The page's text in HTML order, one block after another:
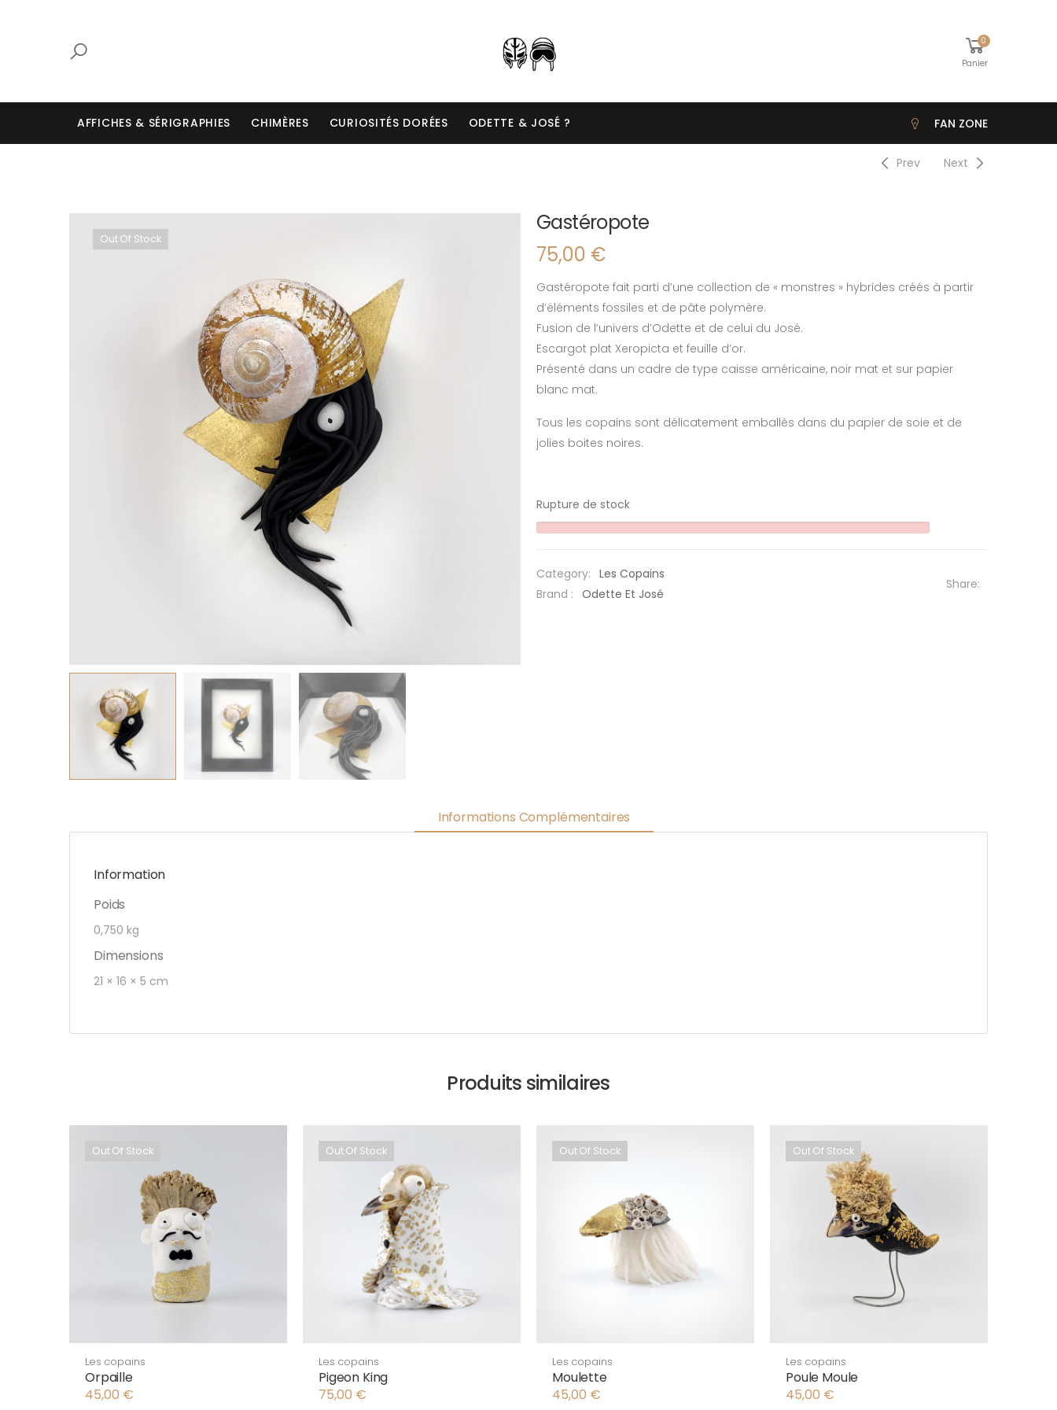
0
Panier
AFFICHES & SÉRIGRAPHIES CHIMÈRES CURIOSITÉS DORÉES ODETTE & JOSÉ ? FAN ZONE
Prev Next
Out Of Stock
Gastéropote
75,00 €
Gastéropote fait parti d’une collection de « monstres » hybrides créés à partir
d’éléments fossiles et de pâte polymère.
Fusion de l’univers d’Odette et de celui du José.
Escargot plat Xeropicta et feuille d’or.
Présenté dans un cadre de type caisse américaine, noir mat et sur papier
blanc mat.
Tous les copains sont délicatement emballés dans du papier de soie et de
jolies boites noires.
Rupture de stock
Category: Les Copains
Brand : Odette Et José
Share:
Informations Complémentaires
Information
Poids
0,750 kg
Dimensions
21 × 16 × 5 cm
Produits similaires
Out Of Stock
Les copains
Orpaille
45,00 €
Out Of Stock
Les copains
Pigeon King
75,00 €
Out Of Stock
Les copains
Moulette
45,00 €
Out Of Stock
Les copains
Poule Moule
45,00 €